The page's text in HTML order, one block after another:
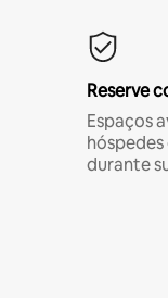
Reserve
Espaços
durante